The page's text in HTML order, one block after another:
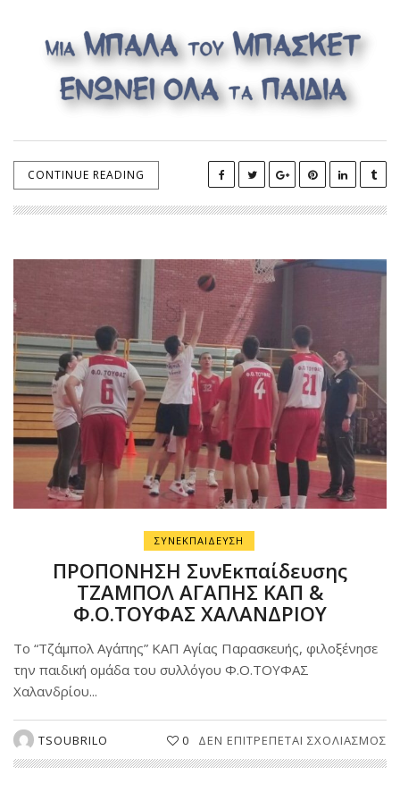
CONTINUE READING
ΣΥΝΕΚΠΑΙΔΕΥΣΗ
ΠΡΟΠΟΝΗΣΗ ΣυνΕκπαίδευσης
ΤΖΑΜΠΟΛ ΑΓΑΠΗΣ ΚΑΠ &
Φ.Ο.ΤΟΥΦΑΣ ΧΑΛΑΝΔΡΙΟΥ
Το “Τζάμπολ Αγάπης” ΚΑΠ Αγίας Παρασκευής, φιλοξένησε
την παιδική ομάδα του συλλόγου Φ.Ο.ΤΟΥΦΑΣ
Χαλανδρίου...
TSOUBRILO ΔΕΝ ΕΠΙΤΡΈΠΕΤΑΙ ΣΧΟΛΙΑΣΜΌΣ
0